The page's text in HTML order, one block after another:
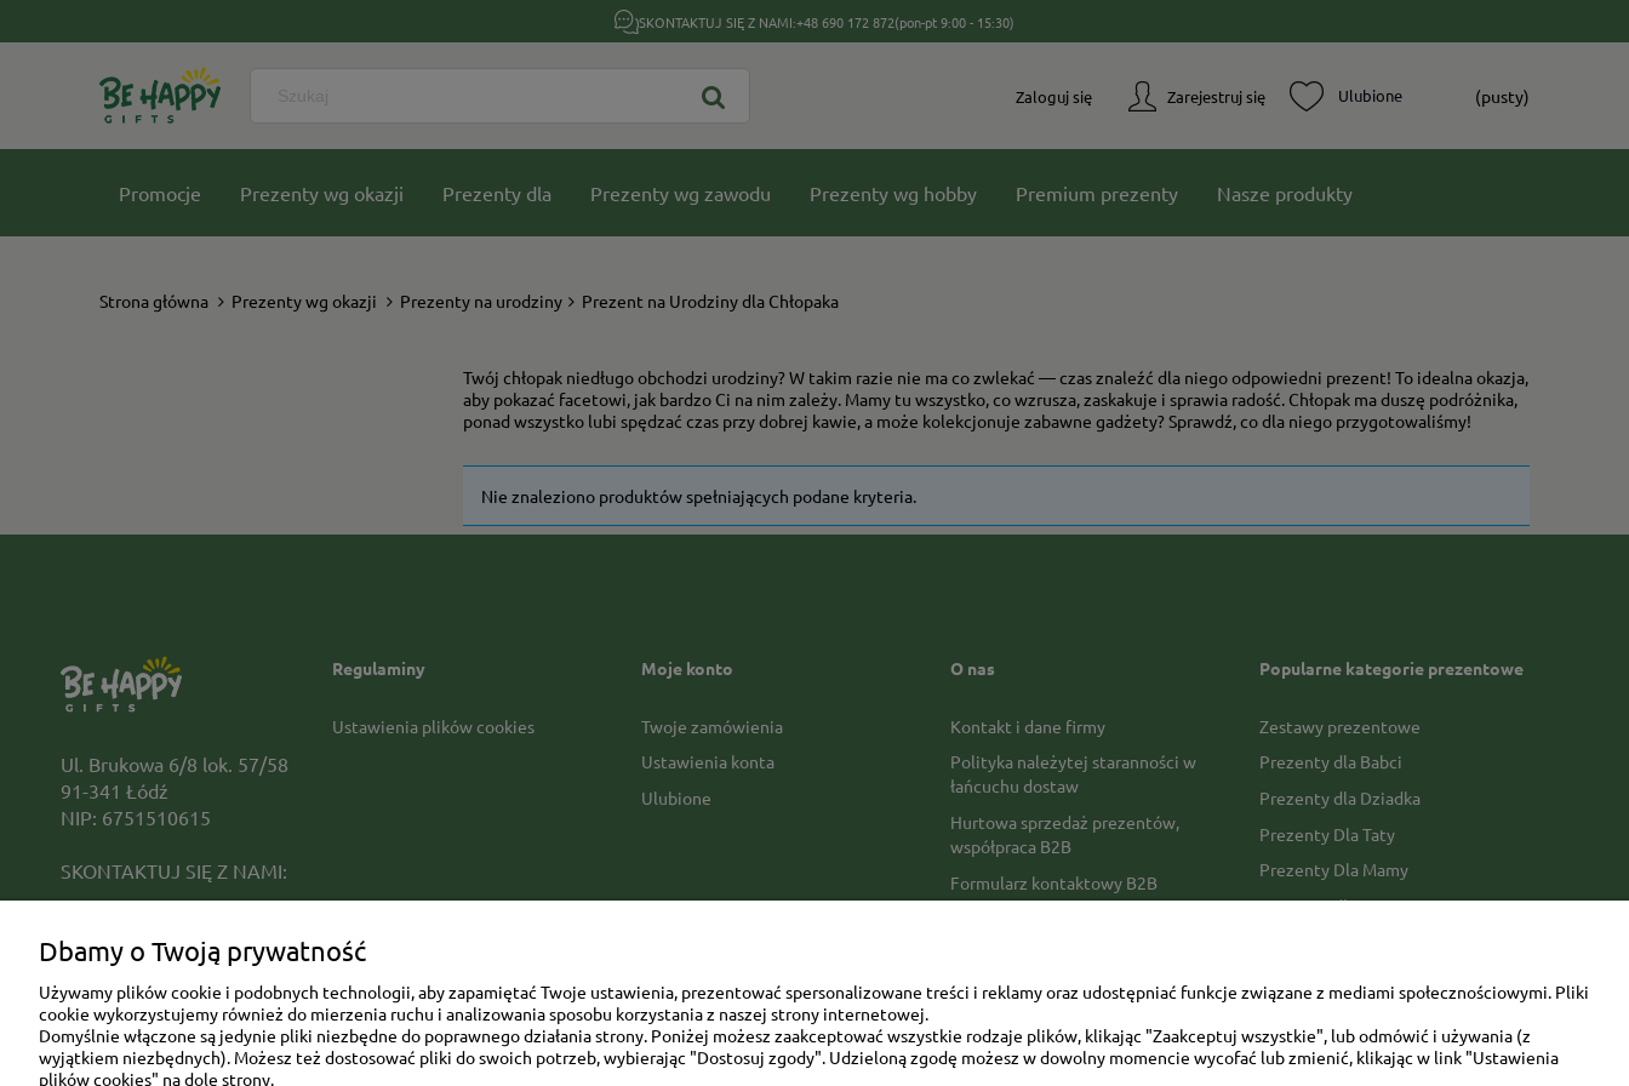
SKONTAKTUJ SIĘ Z NAMI:+48 690 172 872(pon-pt 9:00 - 15:30)
Zarejestruj się
Zaloguj się (pusty)
Promocje Prezenty wg okazji Prezenty dla Prezenty wg zawodu Prezenty wg hobby Premium prezenty Nasze produkty
Strona główna Prezenty wg okazji Prezenty na urodziny Prezent na Urodziny dla Chłopaka
Twój chłopak niedługo obchodzi urodziny? W takim razie nie ma co zwlekać — czas znaleźć dla niego odpowiedni prezent! To idealna okazja,
aby pokazać facetowi, jak bardzo Ci na nim zależy. Mamy tu wszystko, co wzrusza, zaskakuje i sprawia radość. Chłopak ma duszę podróżnika,
ponad wszystko lubi spędzać czas przy dobrej kawie, a może kolekcjonuje zabawne gadżety? Sprawdź, co dla niego przygotowaliśmy!
Nie znaleziono produktów spełniających podane kryteria.
Regulaminy
Ustawienia plików cookies
Moje konto
Twoje zamówienia
Ustawienia konta
Ulubione
O nas
Kontakt i dane firmy
Polityka należytej staranności w
łańcuchu dostaw
Hurtowa sprzedaż prezentów,
współpraca B2B
Formularz kontaktowy B2B
Czas i koszty dostawy
Opinie Trustmate
Mapa kategorii
Popularne kategorie prezentowe
Zestawy prezentowe
Prezenty dla Babci
Prezenty dla Dziadka
Prezenty Dla Taty
Prezenty Dla Mamy
Prezenty dla Faceta
Urodziny/imieniny
Ul. Brukowa 6/8 lok. 57/58
91-341 Łódź
NIP: 6751510615
SKONTAKTUJ SIĘ Z NAMI:
+48 690 172 872
Dbamy o Twoją prywatność
Używamy plików cookie i podobnych technologii, aby zapamiętać Twoje ustawienia, prezentować spersonalizowane treści i reklamy oraz udostępniać funkcje związane z mediami społecznościowymi. Pliki
cookie wykorzystujemy również do mierzenia ruchu i analizowania sposobu korzystania z naszej strony internetowej.
Domyślnie włączone są jedynie pliki niezbędne do poprawnego działania strony. Poniżej możesz zaakceptować wszystkie rodzaje plików, klikając "Zaakceptuj wszystkie", lub odmówić i używania (z
wyjątkiem niezbędnych). Możesz też dostosować pliki do swoich potrzeb, wybierając "Dostosuj zgody". Udzieloną zgodę możesz w dowolny momencie wycofać lub zmienić, klikając w link "Ustawienia
plików cookies" na dole strony.